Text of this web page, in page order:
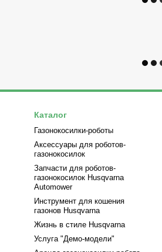
Каталог
Газонокосилки-роботы
Аксессуары для роботов-
газонокосилок
Запчасти для роботов-
газонокосилок Husqvarna
Automower
Инструмент для кошения
газонов Husqvarna
Жизнь в стиле Husqvarna
Услуга "Демо-модели"